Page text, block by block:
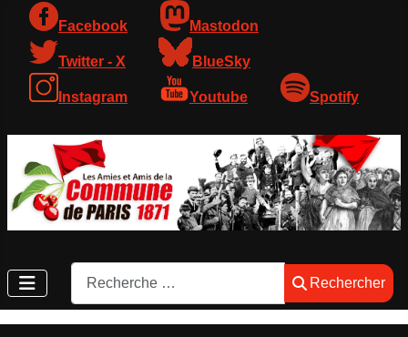
Facebook Mastodon
Twitter - X BlueSky
Instagram Youtube Spotify
Rechercher
Rechercher